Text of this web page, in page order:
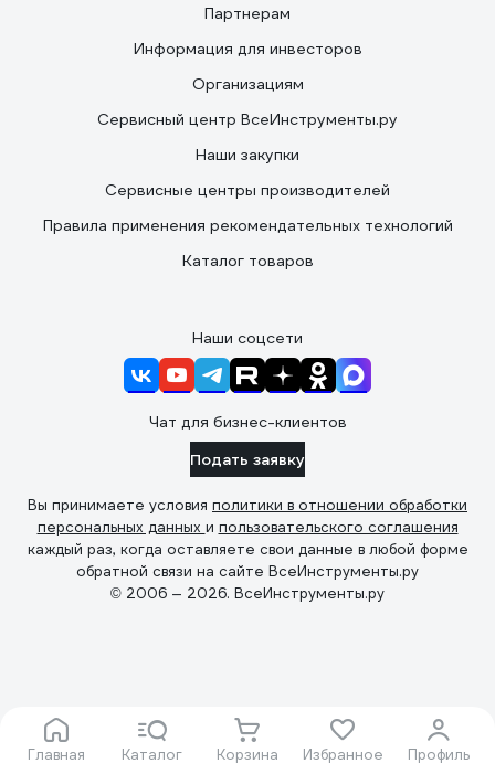
Главная Каталог Корзина Избранное Профиль
Партнерам
Информация для инвесторов
Организациям
Сервисный центр ВсеИнструменты.ру
Наши закупки
Сервисные центры производителей
Правила применения рекомендательных технологий
Каталог товаров
Наши соцсети
Чат для бизнес-клиентов
Подать заявку
Вы принимаете условия политики в отношении обработки
персональных данных и пользовательского соглашения
каждый раз, когда оставляете свои данные в любой форме
обратной связи на сайте ВсеИнструменты.ру
© 2006 — 2026. ВсеИнструменты.ру